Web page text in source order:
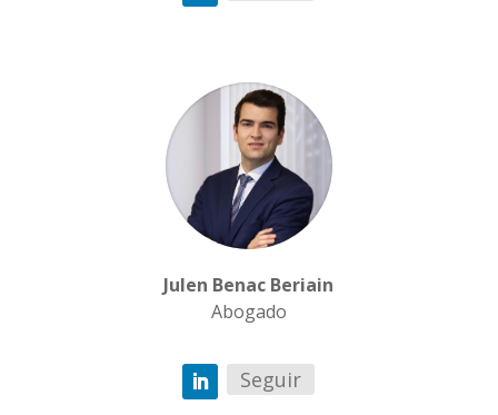
Julen Benac Beriain
Abogado
Seguir